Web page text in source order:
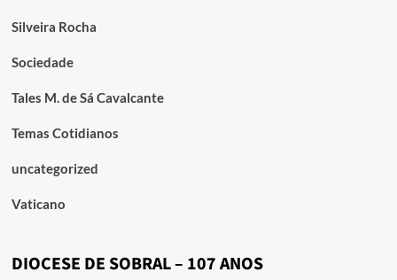
Silveira Rocha
Sociedade
Tales M. de Sá Cavalcante
Temas Cotidianos
uncategorized
Vaticano
DIOCESE DE SOBRAL – 107 ANOS